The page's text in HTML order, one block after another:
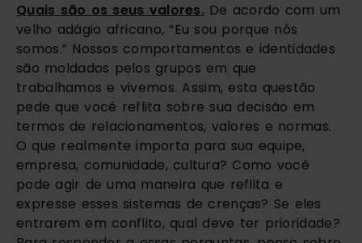
Quais são os seus valores. De acordo com um
velho adágio africano, “Eu sou porque nós
somos.” Nossos comportamentos e identidades
são moldados pelos grupos em que
trabalhamos e vivemos. Assim, esta questão
pede que você reflita sobre sua decisão em
termos de relacionamentos, valores e normas.
O que realmente importa para sua equipe,
empresa, comunidade, cultura? Como você
pode agir de uma maneira que reflita e
expresse esses sistemas de crenças? Se eles
entrarem em conflito, qual deve ter prioridade?